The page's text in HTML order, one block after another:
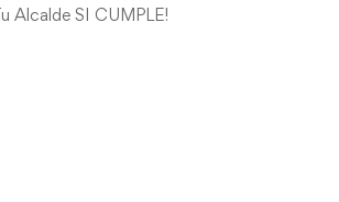
Alcalde SI CUMPLE!